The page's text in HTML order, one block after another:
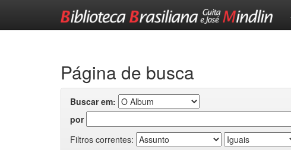
Página de busca
Buscar em:
por
Filtros correntes: